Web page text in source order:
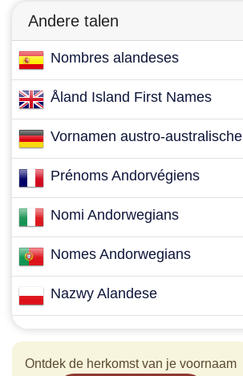
Andere talen
Nombres alandeses
Åland Island First Names
Vornamen austro-australische
Prénoms Andorvégiens
Nomi Andorwegians
Nomes Andorwegians
Nazwy Alandese
Ontdek de herkomst van je voornaam